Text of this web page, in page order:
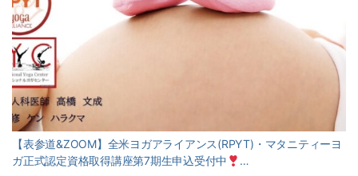
【表参道&ZOOM】全米ヨガアライアンス(RPYT)・マタニティーヨ
ガ正式認定資格取得講座第7期生申込受付中
…